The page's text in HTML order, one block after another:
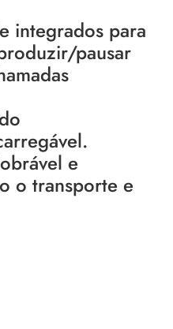
integrados para
pausar
e
o transporte e